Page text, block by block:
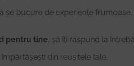
se bucure de experiențe
pentru tine, să îți răspund la
împărtășești din reușitele tale.